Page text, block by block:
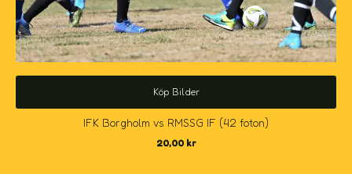
Köp Bilder
IFK Borgholm vs RMSSG IF (42 foton)
20,00 kr